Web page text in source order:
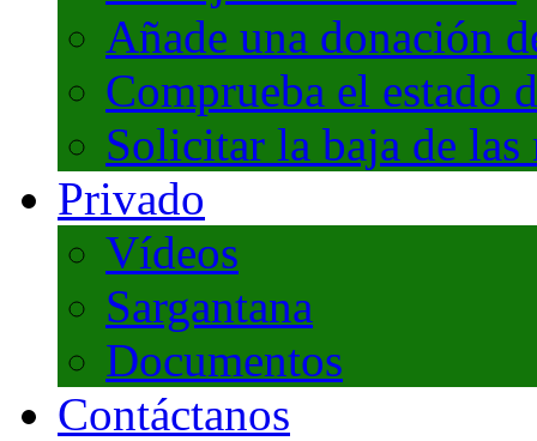
Añade una donación
Comprueba el estado
Solicitar la baja de
Privado
Vídeos
Sargantana
Documentos
Contáctanos